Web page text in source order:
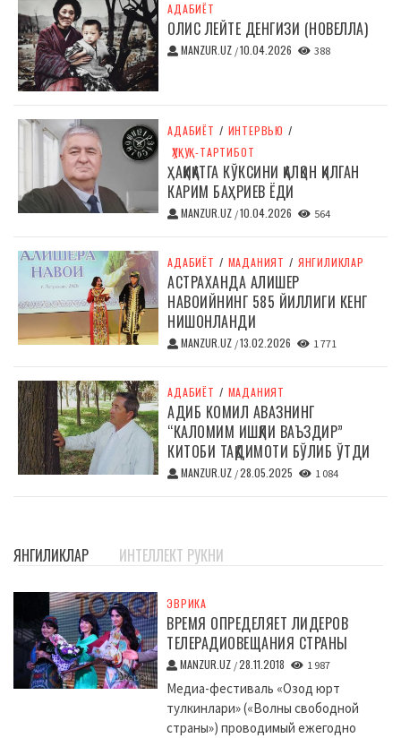
АДАБИЁТ
ОЛИС ЛЕЙТЕ ДЕНГИЗИ (НОВЕЛЛА)
MANZUR.UZ /10.04.2026 388
АДАБИЁТ / ИНТЕРВЬЮ /
ҲУҚУҚ-ТАРТИБОТ
ҲАҚИҚАТГА КЎКСИНИ ҚАЛҚОН ҚИЛГАН
КАРИМ БАҲРИЕВ ЁДИ
MANZUR.UZ /10.04.2026 564
АДАБИЁТ / МАДАНИЯТ / ЯНГИЛИКЛАР
АСТРАХАНДА АЛИШЕР
НАВОИЙНИНГ 585 ЙИЛЛИГИ КЕНГ
НИШОНЛАНДИ
MANZUR.UZ /13.02.2026 1 771
АДАБИЁТ / МАДАНИЯТ
АДИБ КОМИЛ АВАЗНИНГ
“КАЛОМИМ ИШҚЛИ ВАЪЗДИР”
КИТОБИ ТАҚДИМОТИ БЎЛИБ ЎТДИ
MANZUR.UZ /28.05.2025 1 084
ЯНГИЛИКЛАР ИНТЕЛЛЕКТ РУКНИ
ЭВРИКА
ВРЕМЯ ОПРЕДЕЛЯЕТ ЛИДЕРОВ
ТЕЛЕРАДИОВЕЩАНИЯ СТРАНЫ
MANZUR.UZ /28.11.2018 1 987
Медиа-фестиваль «Озод юрт
тулкинлари» («Волны свободной
страны») проводимый ежегодно